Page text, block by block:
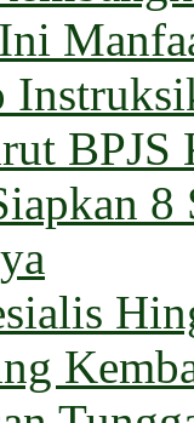
BPJS